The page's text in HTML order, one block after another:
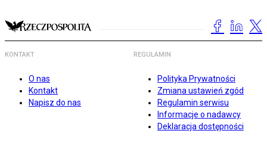
KONTAKT
O nas
Kontakt
Napisz do nas
REGULAMIN
Polityka Prywatności
Zmiana ustawień zgód
Regulamin serwisu
Informacje o nadawcy
Deklaracja dostępności